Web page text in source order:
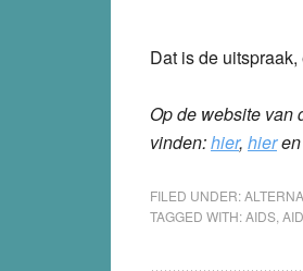
Dat is de
Op de website van
vinden:hier, hieren
FILED UNDER:
TAGGED WITH:AIDS